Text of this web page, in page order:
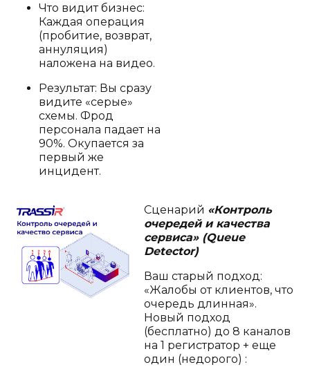
Что видит бизнес:
Каждая операция
(пробитие, возврат,
аннуляция)
наложена на видео.
Результат: Вы сразу
видите «серые»
схемы. Фрод
персонала падает на
90%. Окупается за
первый же
инцидент.
Сценарий «Контроль
очередей и качества
сервиса» (Queue
Detector)
Ваш старый подход:
«Жалобы от клиентов, что
очередь длинная».
Новый подход
(бесплатно) до 8 каналов
на 1 регистратор + еще
один (недорого) :